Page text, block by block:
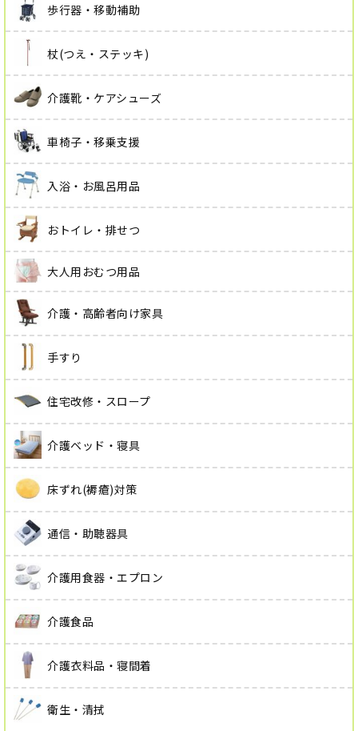
歩行器・移動補助
杖(つえ・ステッキ)
介護靴・ケアシューズ
車椅子・移乗支援
入浴・お風呂用品
おトイレ・排せつ
大人用おむつ用品
介護・高齢者向け家具
手すり
住宅改修・スロープ
介護ベッド・寝具
床ずれ(褥瘡)対策
通信・助聴器具
介護用食器・エプロン
介護食品
介護衣料品・寝間着
衛生・清拭